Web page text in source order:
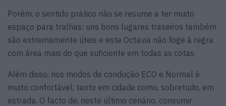
Porém, o sentido prático não se resume a ter muito
espaço para tralhas: uns bons lugares traseiros também
são extremamente úteis e este Octavia não foge à regra
com área mais do que suficiente em todas as cotas.
Além disso, nos modos de condução ECO e Normal é
muito confortável, tanto em cidade como, sobretudo, em
estrada. O facto de, neste último cenário, consumir